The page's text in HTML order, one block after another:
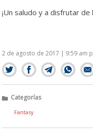
¡Un saludo y a disfrutar
2 de agosto de 2017 | 9:59 am
Categorías
Fantasy